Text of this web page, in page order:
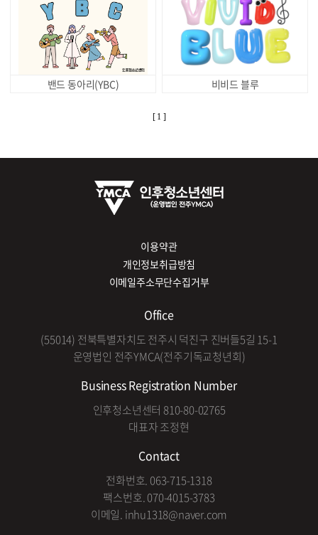
밴드 동아리(YBC) 비비드 블루
[ 1 ]
이용약관
개인정보취급방침
이메일주소무단수집거부
Office
(55014) 전북특별자치도 전주시 덕진구 진버들5길 15-1
운영법인 전주YMCA(전주기독교청년회)
Business Registration Number
인후청소년센터 810-80-02765
대표자 조정현
Contact
전화번호. 063-715-1318
팩스번호. 070-4015-3783
이메일. inhu1318@naver.com